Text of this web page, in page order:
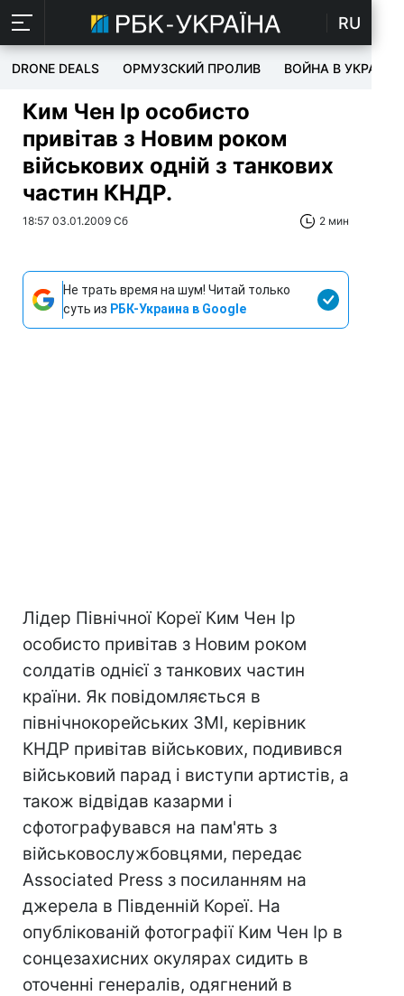
RU
DRONE DEALS ОРМУЗСКИЙ ПРОЛИВ ВОЙНА В УКРАИНЕ
Ким Чен Ір особисто
привітав з Новим роком
військових одній з танкових
частин КНДР.
18:57 03.01.2009 Сб 2 мин
Не трать время на шум! Читай только
суть из РБК-Украина в Google
Лідер Північної Кореї Ким Чен Ір
особисто привітав з Новим роком
солдатів однієї з танкових частин
країни. Як повідомляється в
північнокорейських ЗМІ, керівник
КНДР привітав військових, подивився
військовий парад і виступи артистів, а
також відвідав казарми і
сфотографувався на пам'ять з
військовослужбовцями, передає
Associated Press з посиланням на
джерела в Південній Кореї. На
опублікованій фотографії Ким Чен Ір в
сонцезахисних окулярах сидить в
оточенні генералів, одягнений в